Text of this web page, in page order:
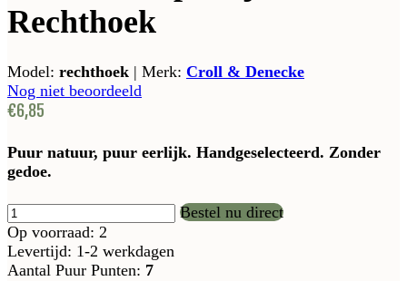
Rechthoek
Model: rechthoek | Merk: Croll & Denecke
Nog niet beoordeeld
€6,85
Puur natuur, puur eerlijk. Handgeselecteerd. Zonder
gedoe.
Bestel nu direct
Op voorraad: 2
Levertijd: 1-2 werkdagen
Aantal Puur Punten: 7